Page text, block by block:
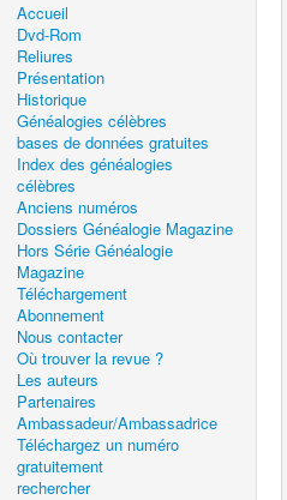
Accueil
Dvd-Rom
Reliures
Présentation
Historique
Généalogies célèbres
bases de données gratuites
Index des généalogies
célèbres
Anciens numéros
Dossiers Généalogie Magazine
Hors Série Généalogie
Magazine
Téléchargement
Abonnement
Nous contacter
Où trouver la revue ?
Les auteurs
Partenaires
Ambassadeur/Ambassadrice
Téléchargez un numéro
gratuitement
rechercher